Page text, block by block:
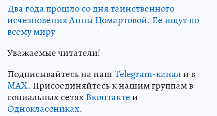
Два года прошло со дня таинственного
исчезновения Анны Цомартовой. Ее ищут по
всему миру
Уважаемые читатели!
Подписывайтесь на нашTelegram-канали в
MAX. Присоединяйтесь к нашим группам в
социальных сетяхВконтактеи
Одноклассниках.